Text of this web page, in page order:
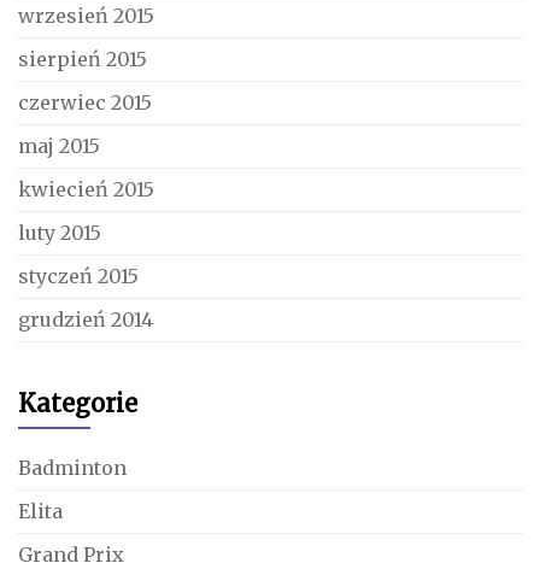
wrzesień 2015
sierpień 2015
czerwiec 2015
maj 2015
kwiecień 2015
luty 2015
styczeń 2015
grudzień 2014
Kategorie
Badminton
Elita
Grand Prix